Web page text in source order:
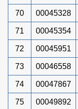
70 00045328
71 00045354
72 00045951
73 00046558
74 00047867
75 00049892